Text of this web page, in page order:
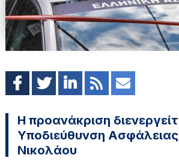
Η προανάκριση
Υποδιεύθυνση
Νικολάου